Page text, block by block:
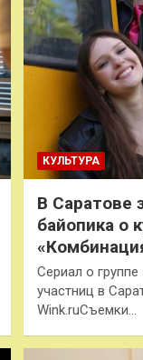
КУЛЬТУРА
В Саратове
байопика о
Сериал о
участниц в
Wink.ruСъемки…